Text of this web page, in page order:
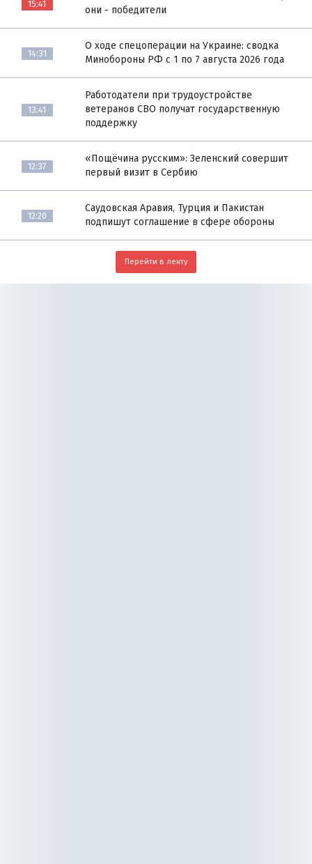
15:41
они - победители
14:31
О ходе спецоперации на Украине: сводка
Минобороны РФ с 1 по 7 августа 2026 года
13:41
Работодатели при трудоустройстве
ветеранов СВО получат государственную
поддержку
12:37
«Пощёчина русским»: Зеленский совершит
первый визит в Сербию
12:20
Саудовская Аравия, Турция и Пакистан
подпишут соглашение в сфере обороны
Перейти в ленту